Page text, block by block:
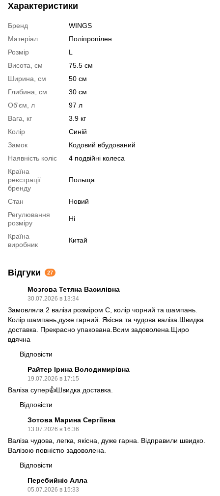
Характеристики
Бренд
WINGS
Матеріал
Поліпропілен
Розмір
L
Висота, см
75.5 см
Ширина, см
50 см
Глибина, см
30 см
Об'єм, л
97 л
Вага, кг
3.9 кг
Колір
Синій
Замок
Кодовий вбудований
Наявність коліс
4 подвійні колеса
Країна
реєстрації
бренду
Польща
Стан
Новий
Регулювання
розміру
Ні
Країна
виробник
Китай
Відгуки 27
Мозгова Тетяна Василівна
30.07.2026 в 13:34
Замовляла 2 валізи розміром С, колір чорний та шампань.
Колір шампань,дуже гарний. Якісна та чудова валіза.Швидка
доставка. Прекрасно упакована.Всим задоволена.Щиро
вдячна
Відповісти
Райтер Ірина Володимирівна
19.07.2026 в 17:15
Валіза супер👍Швидка доставка.
Відповісти
Зотова Марина Сергіївна
13.07.2026 в 16:36
Валіза чудова, легка, якісна, дуже гарна. Відправили швидко.
Валізою повністю задоволена.
Відповісти
Перебийніс Алла
05.07.2026 в 15:33